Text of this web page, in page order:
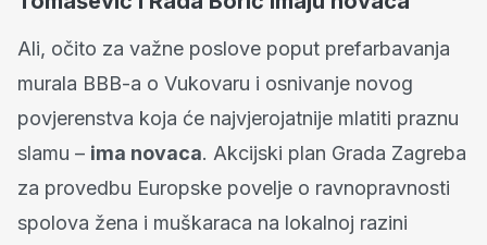
Ali, očito za važne poslove poput prefarbavanja
murala BBB-a o Vukovaru i osnivanje novog
povjerenstva koja će najvjerojatnije mlatiti praznu
slamu – ima novaca. Akcijski plan Grada Zagreba
za provedbu Europske povelje o ravnopravnosti
spolova žena i muškaraca na lokalnoj razini